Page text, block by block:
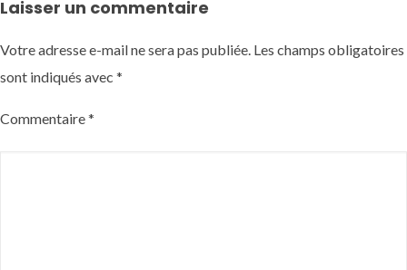
Laisser un commentaire
Votre adresse e-mail ne sera pas publiée. Les champs obligatoires
sont indiqués avec *
Commentaire*